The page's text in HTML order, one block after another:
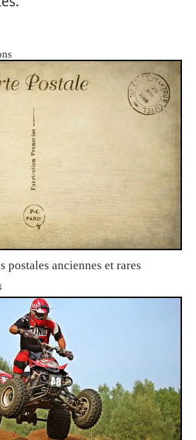
postales anciennes et rares